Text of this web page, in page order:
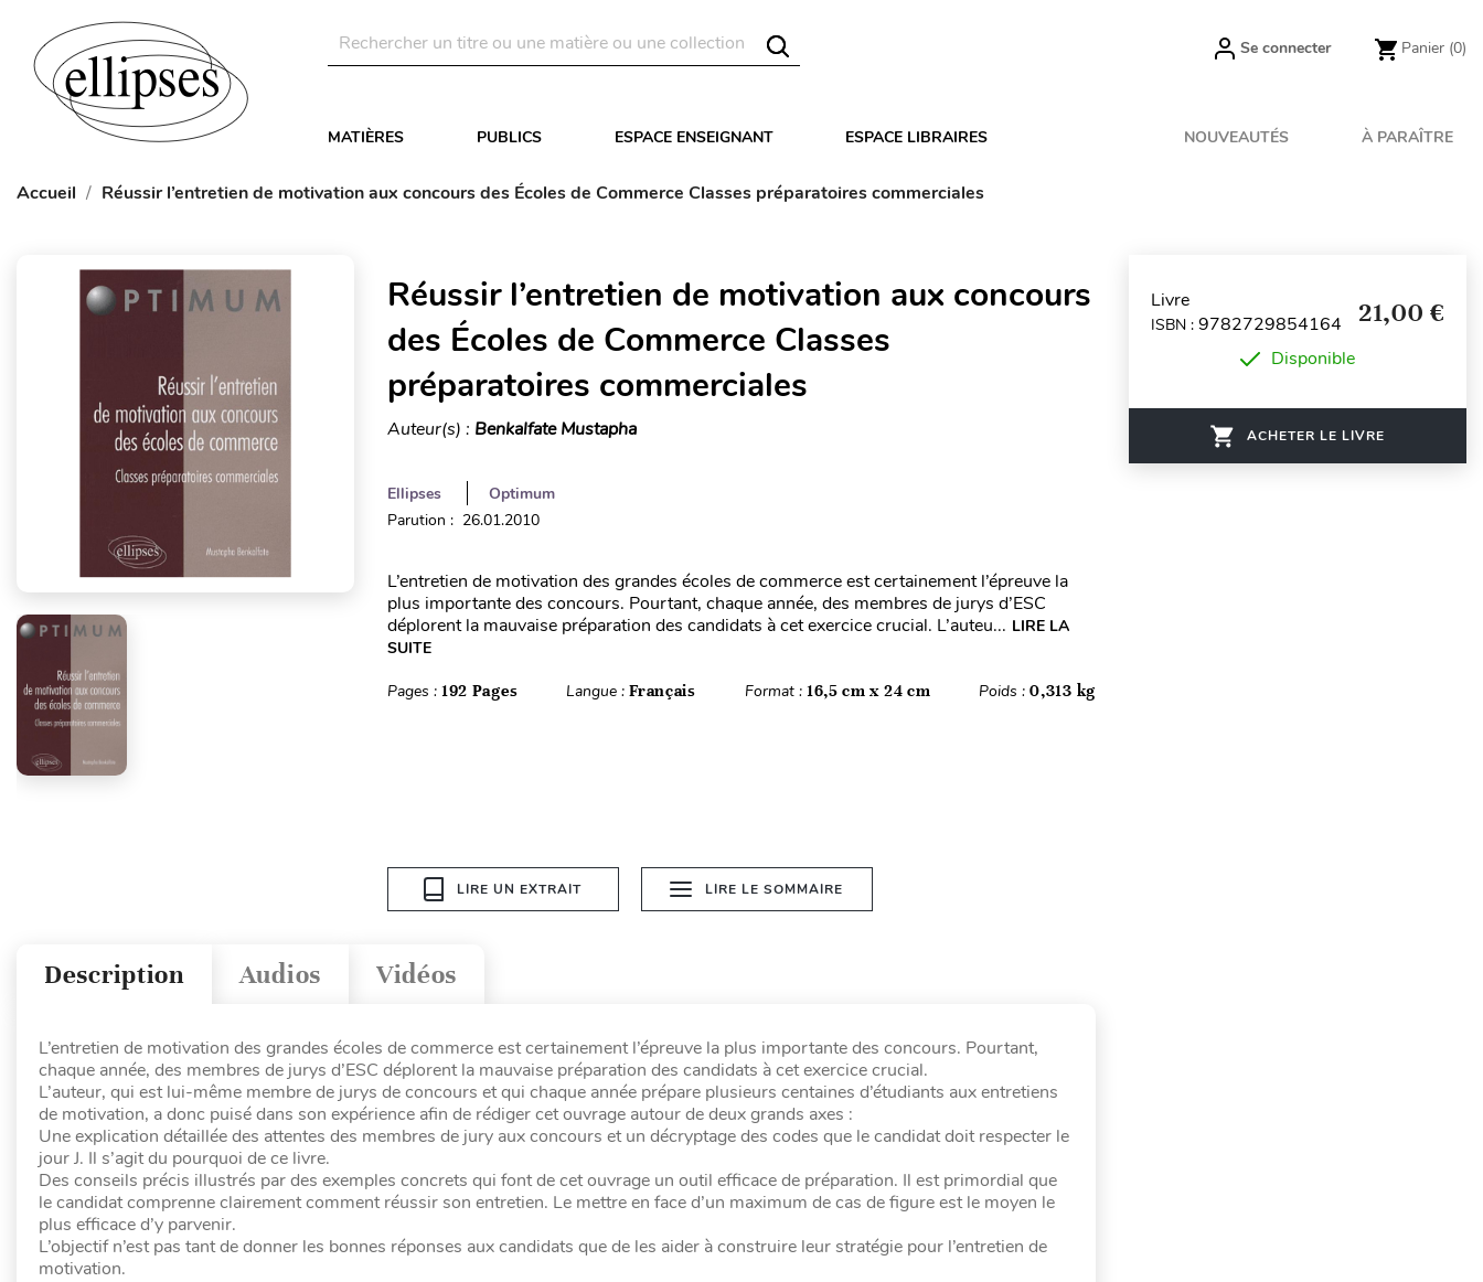
Se connecter Panier (0)
MATIÈRES PUBLICS ESPACE ENSEIGNANT ESPACE LIBRAIRES NOUVEAUTÉS À PARAÎTRE
Accueil Réussir l’entretien de motivation aux concours des Écoles de Commerce Classes préparatoires commerciales
Réussir l’entretien de motivation aux concours
des Écoles de Commerce Classes
préparatoires commerciales
Auteur(s) : Benkalfate Mustapha
Ellipses
Optimum
Parution : 26.01.2010
L’entretien de motivation des grandes écoles de commerce est certainement l’épreuve la
plus importante des concours. Pourtant, chaque année, des membres de jurys d’ESC
déplorent la mauvaise préparation des candidats à cet exercice crucial. L’auteu... LIRE LA
SUITE
Pages : 192 Pages Langue :Français Format : 16,5 cm x 24 cm Poids :0,313 kg
LIRE UN EXTRAIT LIRE LE SOMMAIRE
Vidéos
Audios
Description
L’entretien de motivation des grandes écoles de commerce est certainement l’épreuve la plus importante des concours. Pourtant,
chaque année, des membres de jurys d’ESC déplorent la mauvaise préparation des candidats à cet exercice crucial.
L’auteur, qui est lui-même membre de jurys de concours et qui chaque année prépare plusieurs centaines d’étudiants aux entretiens
de motivation, a donc puisé dans son expérience afin de rédiger cet ouvrage autour de deux grands axes :
Une explication détaillée des attentes des membres de jury aux concours et un décryptage des codes que le candidat doit respecter le
jour J. Il s’agit du pourquoi de ce livre.
Des conseils précis illustrés par des exemples concrets qui font de cet ouvrage un outil efficace de préparation. Il est primordial que
le candidat comprenne clairement comment réussir son entretien. Le mettre en face d’un maximum de cas de figure est le moyen le
plus efficace d’y parvenir.
L’objectif n’est pas tant de donner les bonnes réponses aux candidats que de les aider à construire leur stratégie pour l’entretien de
motivation.
Livre
ISBN : 9782729854164 21,00 €
Disponible
ACHETER LE LIVRE